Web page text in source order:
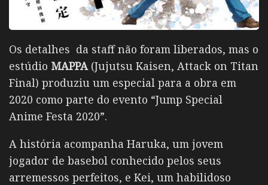
Os detalhes da staff não foram liberados, mas o
estúdio MAPPA(Jujutsu Kaisen, Attack on Titan
Final) produziu um especial para a obra em
2020 como parte do evento “Jump Special
Anime Festa 2020”.
A história acompanha Haruka, um jovem
jogador de basebol conhecido pelos seus
arremessos perfeitos, e Kei, um habilidoso